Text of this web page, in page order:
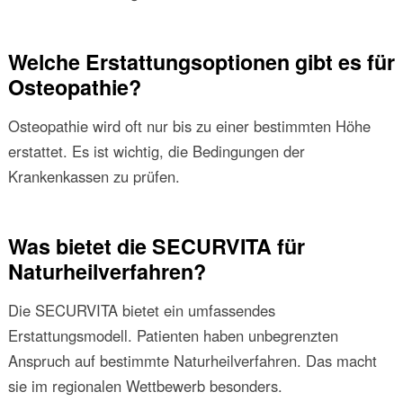
Welche Erstattungsoptionen gibt es für
Osteopathie?
Osteopathie wird oft nur bis zu einer bestimmten Höhe
erstattet. Es ist wichtig, die Bedingungen der
Krankenkassen zu prüfen.
Was bietet die SECURVITA für
Naturheilverfahren?
Die SECURVITA bietet ein umfassendes
Erstattungsmodell. Patienten haben unbegrenzten
Anspruch auf bestimmte Naturheilverfahren. Das macht
sie im regionalen Wettbewerb besonders.